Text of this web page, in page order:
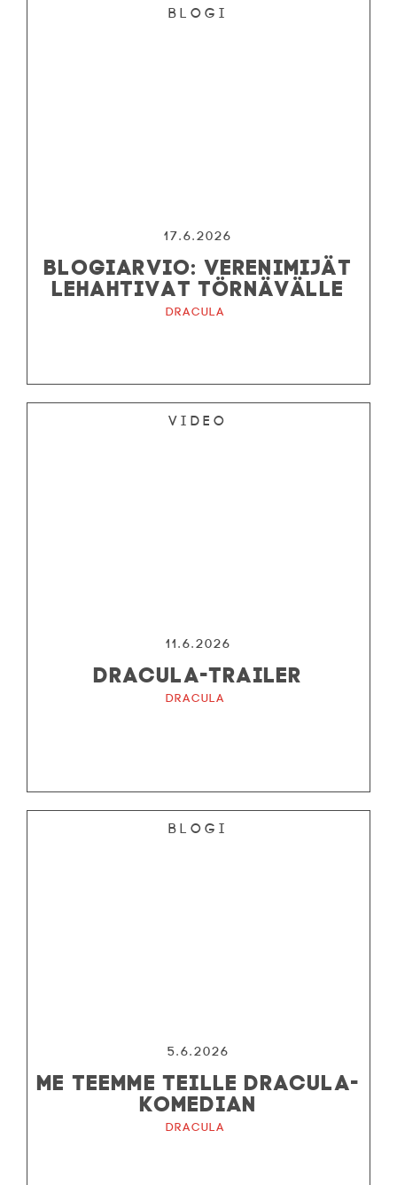
Blogi
17.6.2026
BLOGIARVIO: VERENIMIJÄT
LEHAHTIVAT TÖRNÄVÄLLE
Dracula
Video
11.6.2026
DRACULA-TRAILER
Dracula
Blogi
5.6.2026
ME TEEMME TEILLE DRACULA-
KOMEDIAN
Dracula